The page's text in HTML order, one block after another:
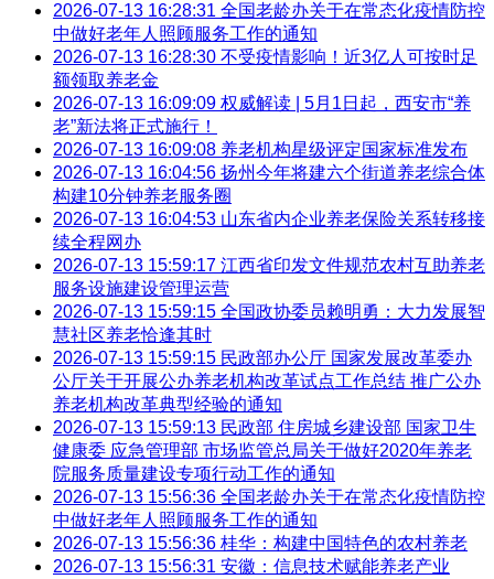
2026-07-13 16:28:31 全国老龄办关于在常态化疫情防控
中做好老年人照顾服务工作的通知
2026-07-13 16:28:30 不受疫情影响！近3亿人可按时足
额领取养老金
2026-07-13 16:09:09 权威解读 | 5月1日起，西安市“养
老”新法将正式施行！
2026-07-13 16:09:08 养老机构星级评定国家标准发布
2026-07-13 16:04:56 扬州今年将建六个街道养老综合体
构建10分钟养老服务圈
2026-07-13 16:04:53 山东省内企业养老保险关系转移接
续全程网办
2026-07-13 15:59:17 江西省印发文件规范农村互助养老
服务设施建设管理运营
2026-07-13 15:59:15 全国政协委员赖明勇：大力发展智
慧社区养老恰逢其时
2026-07-13 15:59:15 民政部办公厅 国家发展改革委办
公厅关于开展公办养老机构改革试点工作总结 推广公办
养老机构改革典型经验的通知
2026-07-13 15:59:13 民政部 住房城乡建设部 国家卫生
健康委 应急管理部 市场监管总局关于做好2020年养老
院服务质量建设专项行动工作的通知
2026-07-13 15:56:36 全国老龄办关于在常态化疫情防控
中做好老年人照顾服务工作的通知
2026-07-13 15:56:36 桂华：构建中国特色的农村养老
2026-07-13 15:56:31 安徽：信息技术赋能养老产业